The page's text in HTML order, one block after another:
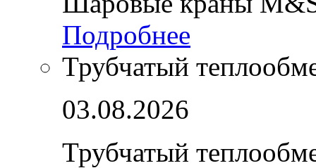
Подробнее
Трубчатый
03.08.2026
Трубчатый